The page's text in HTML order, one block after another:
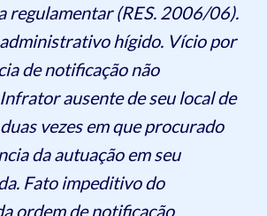
regulamentar (RES. 2006/06).
hígido. Vício por
de notificação não
ausente de seu local de
vezes em que procurado
da autuação em seu
Fato impeditivo do
ordem de notificação